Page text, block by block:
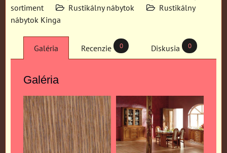
sortiment
Rustikálny nábytok
Rustikálny
nábytok Kinga
Galéria Recenzie 0 Diskusia 0
Galéria